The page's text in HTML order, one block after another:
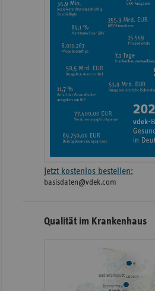
Jetzt kostenlos bestellen:
basisdaten@vdek.com
Qualität im Krankenhaus